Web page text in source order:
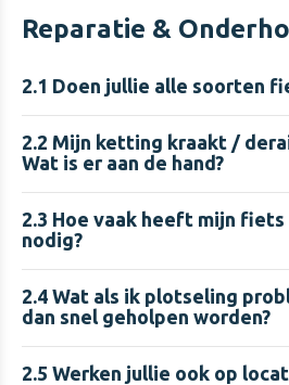
Reparatie &
2.1 Doen jullie alle soorten
2.2 Mijn ketting kraakt /
Wat is er aan de hand?
2.3 Hoe vaak heeft mijn fiets
nodig?
2.4 Wat als ik plotseling
dan snel geholpen worden?
2.5 Werken jullie ook op